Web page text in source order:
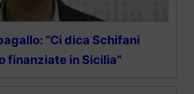
“Ci dica Schifani
finanziate in Sicilia”